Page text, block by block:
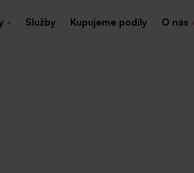
Služby Kupujeme podíly O nás